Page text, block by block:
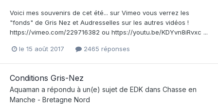
Voici mes souvenirs de cet été... sur Vimeo vous verrez les
"fonds" de Gris Nez et Audresselles sur les autres vidéos !
https://vimeo.com/229716382 ou https://youtu.be/KDYvn8iRvxc ...
le 15 août 2017 2465 réponses
Conditions Gris-Nez
Aquaman a répondu à un(e) sujet de EDK dans Chasse en
Manche - Bretagne Nord